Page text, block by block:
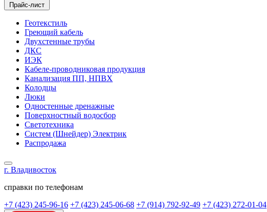
Прайс-лист
Геотекстиль
Греющий кабель
Двухстенные трубы
ДКС
ИЭК
Кабеле-проводниковая продукция
Канализация ПП, НПВХ
Колодцы
Люки
Одностенные дренажные
Поверхностный водосбор
Светотехника
Систем (Шнейдер) Электрик
Распродажа
г. Владивосток
справки по телефонам
+7 (423) 245-96-16 +7 (423) 245-06-68 +7 (914) 792-92-49 +7 (423) 272-01-04